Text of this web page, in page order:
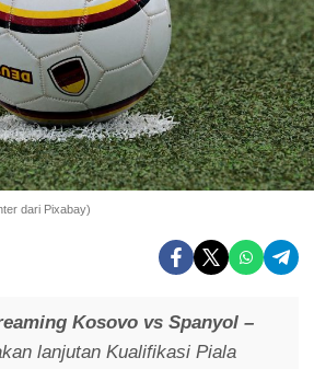
dari Pixabay)
Kosovo vs Spanyol –
lanjutan Kualifikasi Piala